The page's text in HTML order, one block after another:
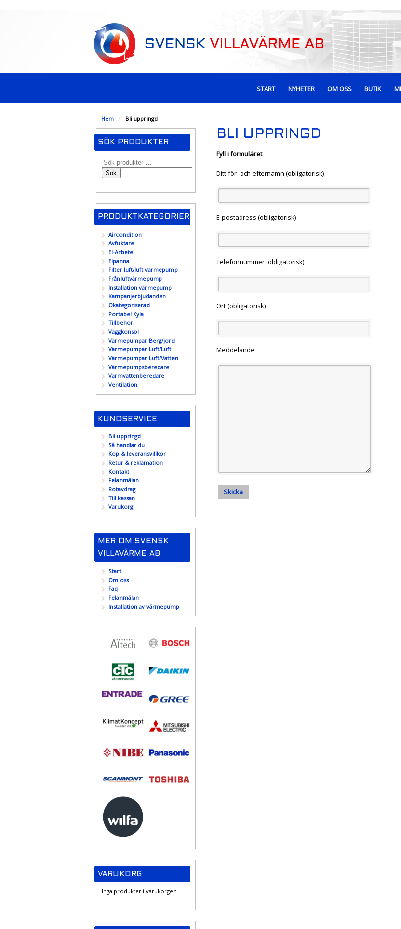
START NYHETER OM OSS BUTIK
Hem / Bli uppringd
BLI UPPRINGD
Fyll i formuläret
Ditt för- och efternamn (obligatorisk)
E-postadress (obligatorisk)
Telefonnummer (obligatorisk)
Ort (obligatorisk)
Meddelande
SÖK PRODUKTER
Sök
PRODUKTKATEGORIER
Aircondition
Avfuktare
El-Arbete
Elpanna
Filter luft/luft värmepump
Frånluftvärmepump
Installation värmepump
Kampanjerbjudanden
Okategoriserad
Portabel Kyla
Tillbehör
Väggkonsol
Värmepumpar Berg/jord
Värmepumpar Luft/Luft
Värmepumpar Luft/Vatten
Värmepumpsberedare
Varmvattenberedare
Ventilation
KUNDSERVICE
Bli uppringd
Så handlar du
Köp & leveransvillkor
Retur & reklamation
Kontakt
Felanmälan
Rotavdrag
Till kassan
Varukorg
MER OM SVENSK
VILLAVÄRME AB
Start
Om oss
Faq
Felanmälan
Installation av värmepump
VARUKORG
Inga produkter i varukorgen.